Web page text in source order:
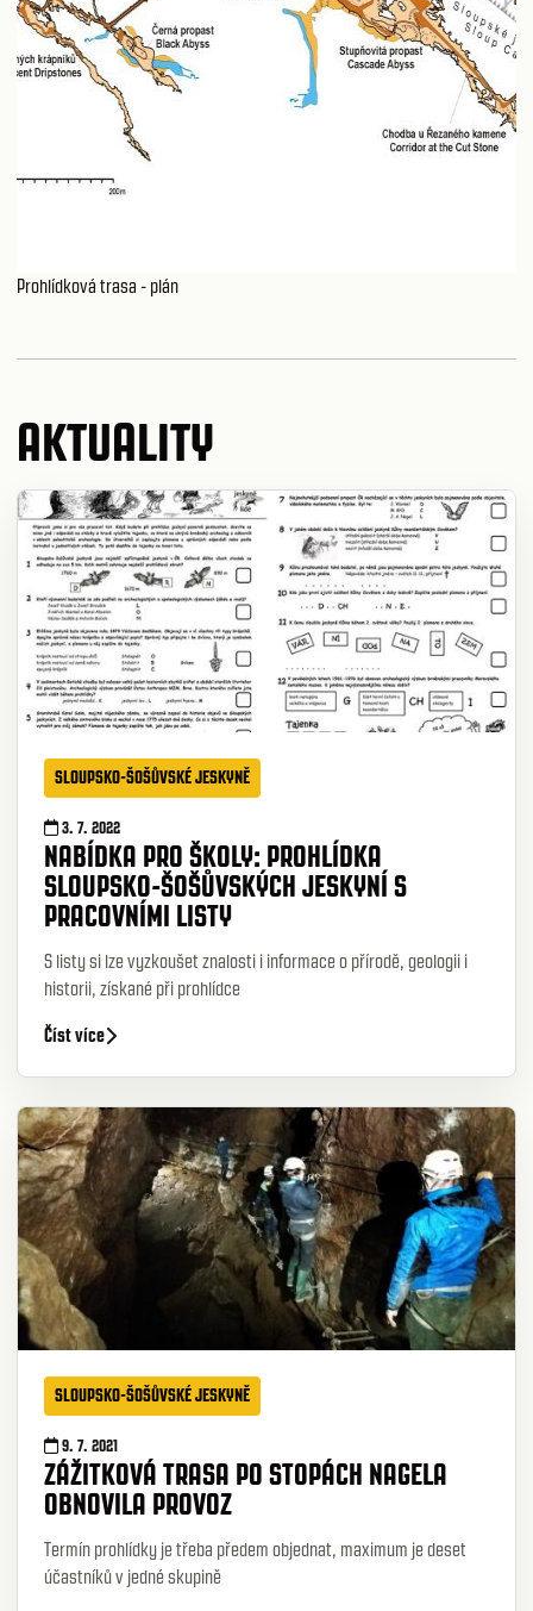
Prohlídková trasa - plán
AKTUALITY
SLOUPSKO-ŠOŠŮVSKÉ JESKYNĚ
3. 7. 2022
NABÍDKA PRO ŠKOLY: PROHLÍDKA
SLOUPSKO-ŠOŠŮVSKÝCH JESKYNÍ S
PRACOVNÍMI LISTY
S listy si lze vyzkoušet znalosti i informace o přírodě, geologii i
historii, získané při prohlídce
Číst více
SLOUPSKO-ŠOŠŮVSKÉ JESKYNĚ
9. 7. 2021
ZÁŽITKOVÁ TRASA PO STOPÁCH NAGELA
OBNOVILA PROVOZ
Termín prohlídky je třeba předem objednat, maximum je deset
účastníků v jedné skupině